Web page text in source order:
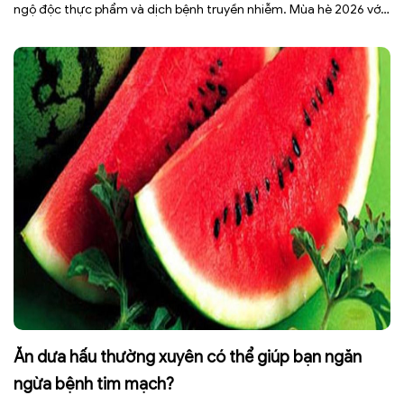
ngộ độc thực phẩm và dịch bệnh truyền nhiễm. Mùa hè 2026 với
sức […]
Ăn dưa hấu thường xuyên có thể giúp bạn ngăn
ngừa bệnh tim mạch?